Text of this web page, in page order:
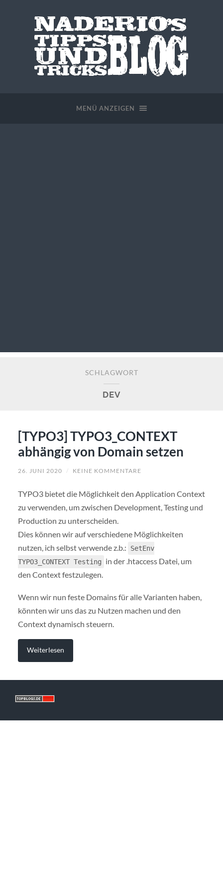
MENÜ ANZEIGEN
SCHLAGWORT
DEV
[TYPO3] TYPO3_CONTEXT
abhängig von Domain setzen
26. JUNI 2020 / KEINE KOMMENTARE
TYPO3 bietet die Möglichkeit den Application Context
zu verwenden, um zwischen Development, Testing und
Production zu unterscheiden.
Dies können wir auf verschiedene Möglichkeiten
nutzen, ich selbst verwende z.b.:
SetEnv
TYPO3_CONTEXT Testing
in der .htaccess Datei, um
den Context festzulegen.
Wenn wir nun feste Domains für alle Varianten haben,
könnten wir uns das zu Nutzen machen und den
Context dynamisch steuern.
Weiterlesen